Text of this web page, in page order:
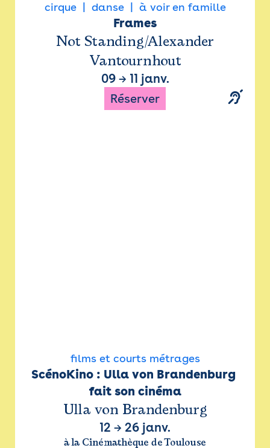
cirque danse à voir en famille
Frames
Not Standing/Alexander
Vantournhout
09→ 11 janv.
Réserver
films et courts métrages
ScénoKino : Ulla von Brandenburg
fait son cinéma
Ulla von Brandenburg
12 → 26 janv.
à la Cinémathèque de Toulouse